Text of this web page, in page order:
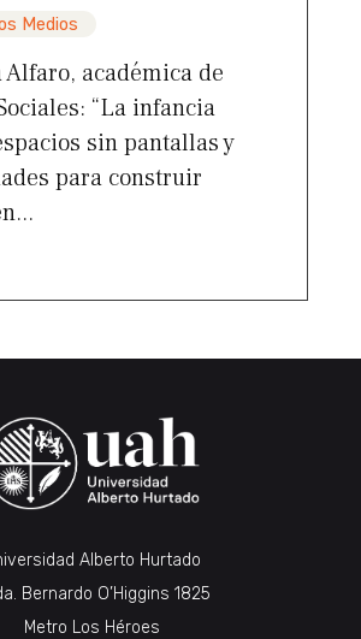
Medios
académica de
“La infancia
sin pantallas y
para construir
Alberto Hurtado
Bernardo O’Higgins 1825
Metro Los Héroes